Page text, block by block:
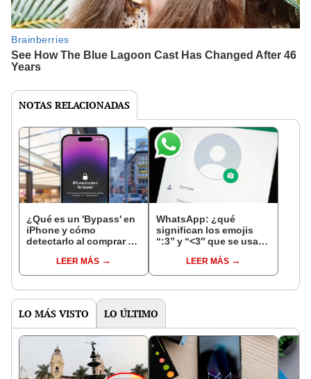
NOTAS RELACIONADAS
¿Qué es un 'Bypass' en
iPhone y cómo
detectarlo al comprar un
LEER MÁS
WhatsApp: ¿qué
significan los emojis
“:3” y “<3″ que se usan
LEER MÁS
LO MÁS VISTO LO ÚLTIMO